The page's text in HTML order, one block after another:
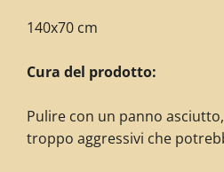
140x70 cm
Cura del prodotto:
Pulire con un panno
troppo aggressivi che